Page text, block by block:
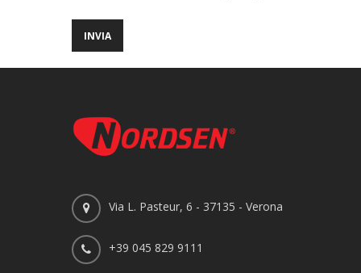
Via L. Pasteur, 6 - 37135 - Verona
+39 045 829 9111